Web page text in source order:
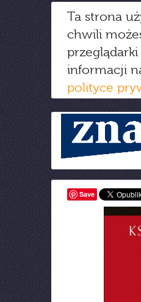
Ta strona
chwili
informacji
polityce
Save